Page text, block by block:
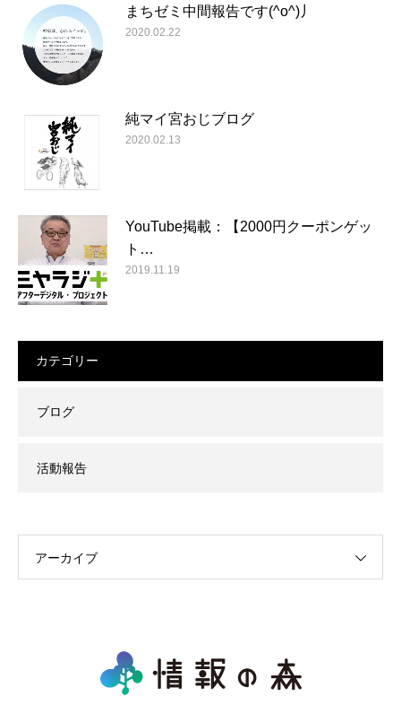
まちゼミ中間報告です(^o^)丿
2020.02.22
純マイ宮おじブログ
2020.02.13
YouTube掲載：【2000円クーポンゲッ
ト…
2019.11.19
カテゴリー
ブログ
活動報告
アーカイブ